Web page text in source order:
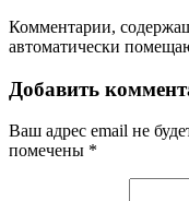
Комментарии,
автоматически
Добавить
Ваш адрес email не
помечены *